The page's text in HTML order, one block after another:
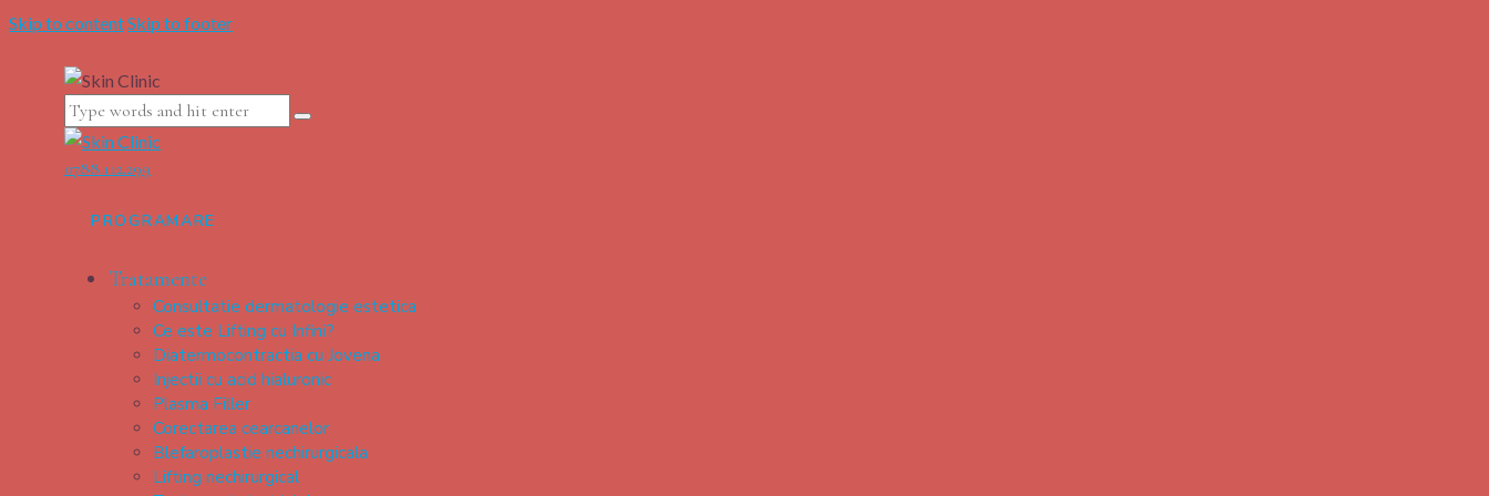
Skip to contentSkip to footer
0788.112.299
PROGRAMARE
Tratamente
Consultatie dermatologie estetica
Ce este Lifting cu Infini?
Diatermocontractia cu Jovena
Injectii cu acid hialuronic
Plasma Filler
Corectarea cearcanelor
Blefaroplastie nechirurgicala
Lifting nechirurgical